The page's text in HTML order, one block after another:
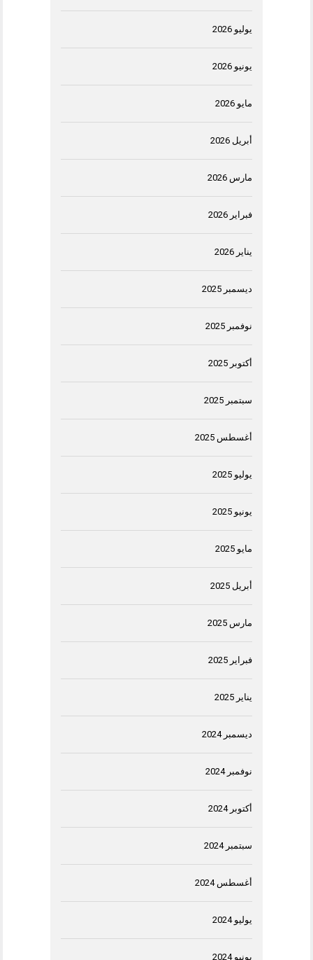
يوليو 2026
يونيو 2026
مايو 2026
أبريل 2026
مارس 2026
فبراير 2026
يناير 2026
ديسمبر 2025
نوفمبر 2025
أكتوبر 2025
سبتمبر 2025
أغسطس 2025
يوليو 2025
يونيو 2025
مايو 2025
أبريل 2025
مارس 2025
فبراير 2025
يناير 2025
ديسمبر 2024
نوفمبر 2024
أكتوبر 2024
سبتمبر 2024
أغسطس 2024
يوليو 2024
يونيو 2024